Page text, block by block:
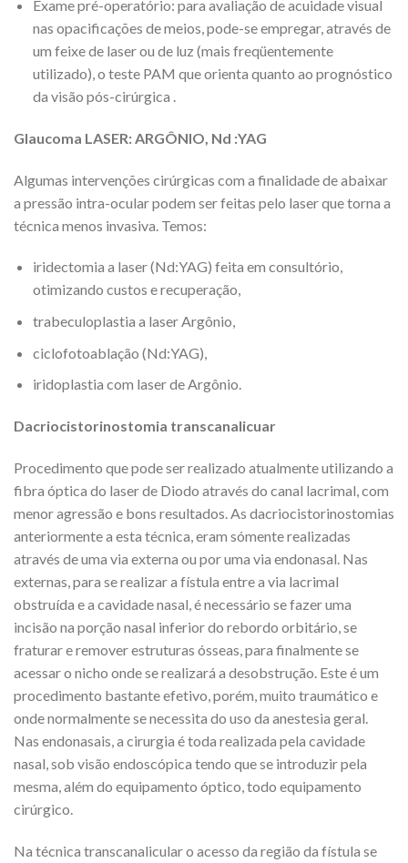
Exame pré-operatório: para avaliação de acuidade visual
nas opacificações de meios, pode-se empregar, através de
um feixe de laser ou de luz (mais freqüentemente
utilizado), o teste PAM que orienta quanto ao prognóstico
da visão pós-cirúrgica .
Glaucoma LASER: ARGÔNIO, Nd :YAG
Algumas intervenções cirúrgicas com a finalidade de abaixar
a pressão intra-ocular podem ser feitas pelo laser que torna a
técnica menos invasiva. Temos:
iridectomia a laser (Nd:YAG) feita em consultório,
otimizando custos e recuperação,
trabeculoplastia a laser Argônio,
ciclofotoablação (Nd:YAG),
iridoplastia com laser de Argônio.
Dacriocistorinostomia transcanalicuar
Procedimento que pode ser realizado atualmente utilizando a
fibra óptica do laser de Diodo através do canal lacrimal, com
menor agressão e bons resultados. As dacriocistorinostomias
anteriormente a esta técnica, eram sómente realizadas
através de uma via externa ou por uma via endonasal. Nas
externas, para se realizar a fístula entre a via lacrimal
obstruída e a cavidade nasal, é necessário se fazer uma
incisão na porção nasal inferior do rebordo orbitário, se
fraturar e remover estruturas ósseas, para finalmente se
acessar o nicho onde se realizará a desobstrução. Este é um
procedimento bastante efetivo, porém, muito traumático e
onde normalmente se necessita do uso da anestesia geral.
Nas endonasais, a cirurgia é toda realizada pela cavidade
nasal, sob visão endoscópica tendo que se introduzir pela
mesma, além do equipamento óptico, todo equipamento
cirúrgico.
Na técnica transcanalicular o acesso da região da fístula se